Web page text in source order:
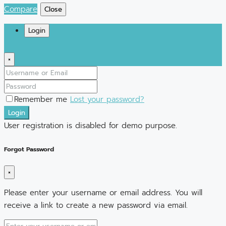
Compare
Close
Login
×
Remember me Lost your password?
Login
User registration is disabled for demo purpose.
Forgot Password
×
Please enter your username or email address. You will
receive a link to create a new password via email.